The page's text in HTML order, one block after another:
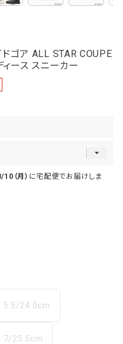
ゴア ALL STAR COUPE
ース スニーカー
（月） に宅配便でお届けしま
5.5/24.0cm
7/25.5cm